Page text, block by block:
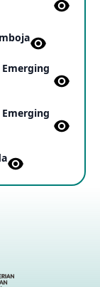
Kongo dan
17 May 2026